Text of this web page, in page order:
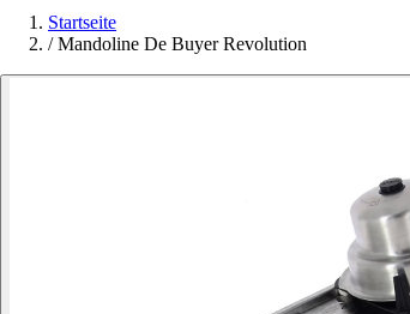
Startseite
/ Mandoline De Buyer Revolution